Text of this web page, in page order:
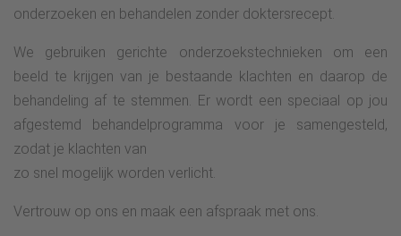
onderzoeken en behandelen zonder doktersrecept.
We gebruiken gerichte onderzoekstechnieken om een
beeld te krijgen van je bestaande klachten en daarop de
behandeling af te stemmen. Er wordt een speciaal op jou
afgestemd behandelprogramma voor je samengesteld,
zodat je klachten van
zo snel mogelijk worden verlicht.
Vertrouw op ons en maak een afspraak met ons.